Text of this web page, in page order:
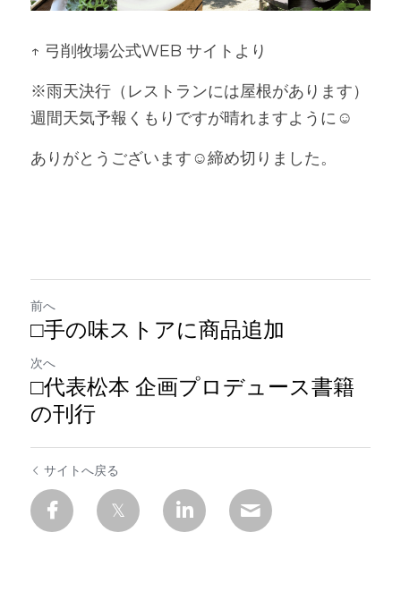
↑ 弓削牧場公式WEB サイトより
※雨天決行（レストランには屋根があります）
週間天気予報くもりですが晴れますように☺
ありがとうございます☺締め切りました。
前へ
□手の味ストアに商品追加
次へ
□代表松本 企画プロデュース書籍
の刊行
サイトへ戻る